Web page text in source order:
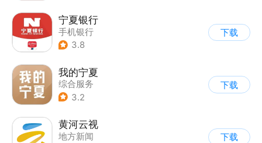
宁夏银行
手机银行
3.8
下载
我的宁夏
综合服务
3.2
下载
黄河云视
地方新闻
下载